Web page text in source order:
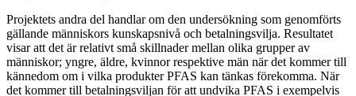
Projektets andra del handlar om den undersökning som genomförts
gällande människors kunskapsnivå och betalningsvilja. Resultatet
visar att det är relativt små skillnader mellan olika grupper av
människor; yngre, äldre, kvinnor respektive män när det kommer till
kännedom om i vilka produkter PFAS kan tänkas förekomma. När
det kommer till betalningsviljan för att undvika PFAS i exempelvis